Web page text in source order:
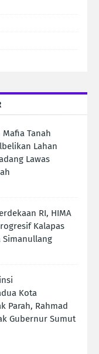
Tanah
Lahan
Lawas
RI, HIMA
Kalapas
Simanullang
Kota
Parah, Rahmad
Gubernur Sumut